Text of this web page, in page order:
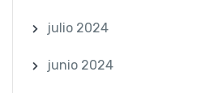
julio 2024
junio 2024